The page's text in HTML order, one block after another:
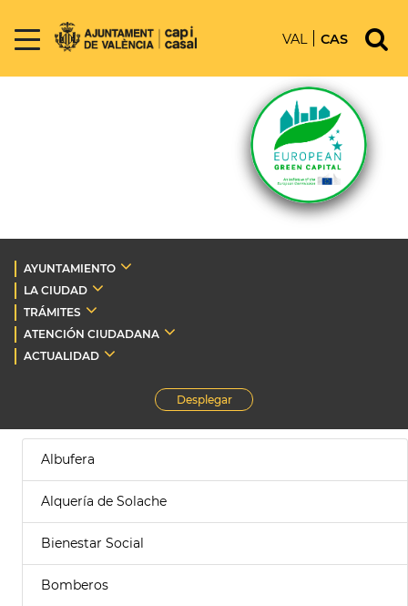
VAL CAS
AYUNTAMIENTO
LA CIUDAD
TRÁMITES
ATENCIÓN CIUDADANA
ACTUALIDAD
Desplegar
Albufera
Alquería de Solache
Bienestar Social
Bomberos